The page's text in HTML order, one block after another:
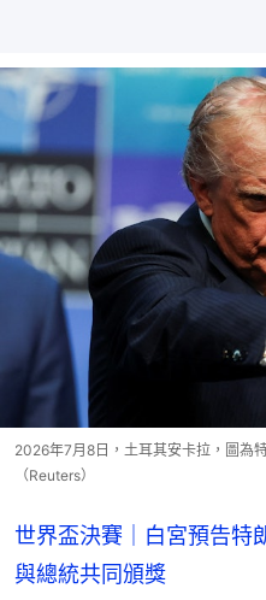
2026年7月8日，土耳其安卡拉，圖為
（Reuters）
世界盃決賽｜白宮預告
與總統共同頒獎